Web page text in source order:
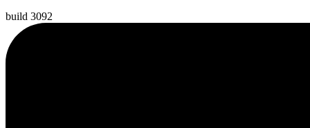
build 3092